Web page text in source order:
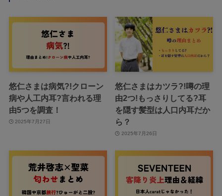
悠仁さまは病気?!クローン
病や人工内耳?言われる理
由5つを調査！
2025年7月27日
悠仁さまはカツラ?!噂の理
由2つ!もっさりしてる?耳
を隠す髪型は人口内耳だか
ら？
2025年7月26日